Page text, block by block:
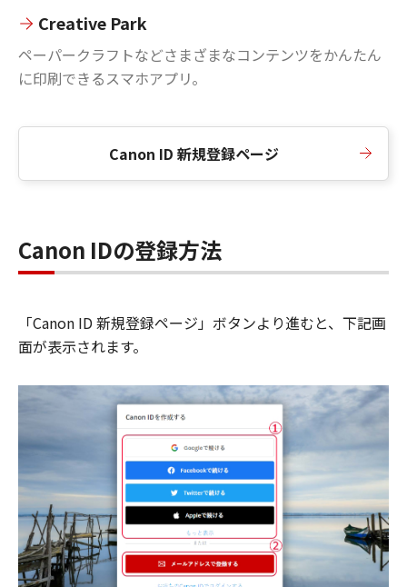
Creative Park
ペーパークラフトなどさまざまなコンテンツをかんたん
に印刷できるスマホアプリ。
Canon ID 新規登録ページ
Canon IDの登録方法
「Canon ID 新規登録ページ」ボタンより進むと、下記画
面が表示されます。